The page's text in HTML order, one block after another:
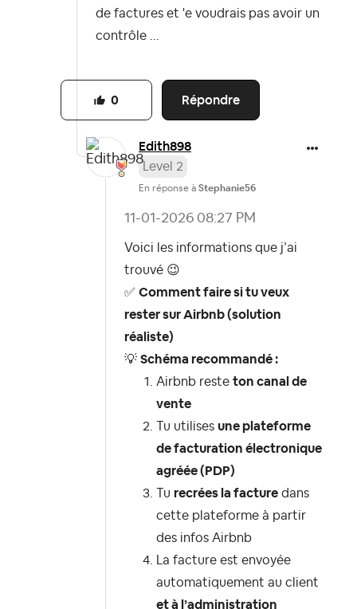
de factures et 'e voudrais pas avoir un
contrôle ...
Répondre
0
Edith898
Level 2
En réponse à Stephanie56
‎11-01-2026 08:27 PM
Voici les informations que j’ai
trouvé 😉
✅ Comment faire si tu veux
rester sur Airbnb (solution
réaliste)
💡 Schéma recommandé :
Airbnb reste ton canal de
vente
Tu utilises une plateforme
de facturation électronique
agréée (PDP)
Tu recrées la facture dans
cette plateforme à partir
des infos Airbnb
La facture est envoyée
automatiquement au client
et à l’administration